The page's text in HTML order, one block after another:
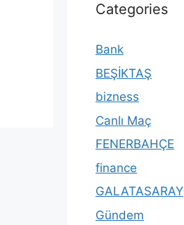
Categories
Bank
BEŞİKTAŞ
bizness
Canlı Maç
FENERBAHÇE
finance
GALATASARAY
Gündem